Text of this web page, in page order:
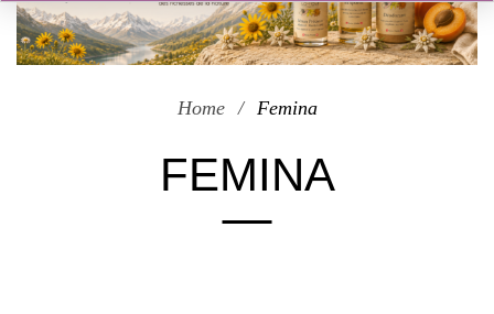
Home Femina
FEMINA